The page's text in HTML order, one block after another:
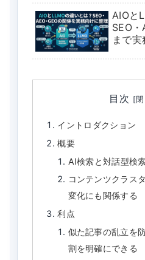
AIOと
SEO
まで
目次
イントロダクション
概要
AI検索と対話型検
コンテンツクラス
変化にも関係する
利点
似た記事の乱立を
割を明確にできる